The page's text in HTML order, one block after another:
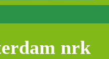
nrk